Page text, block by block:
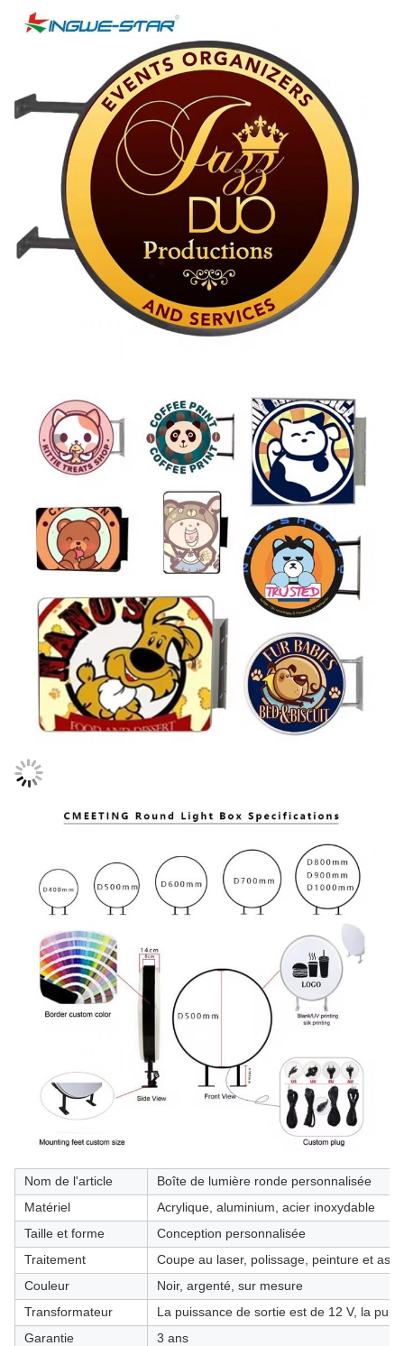
Nom de l'article
Boîte de lumière ronde personnalisée
Matériel
Acrylique, aluminium, acier inoxydable
Taille et forme
Conception personnalisée
Traitement
Coupe au laser, polissage, peinture et
Couleur
Noir, argenté, sur mesure
Transformateur
La puissance de sortie est de 12 V, la
Garantie
3 ans